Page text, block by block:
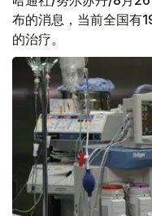
布的消息，当前全国有
的治疗。